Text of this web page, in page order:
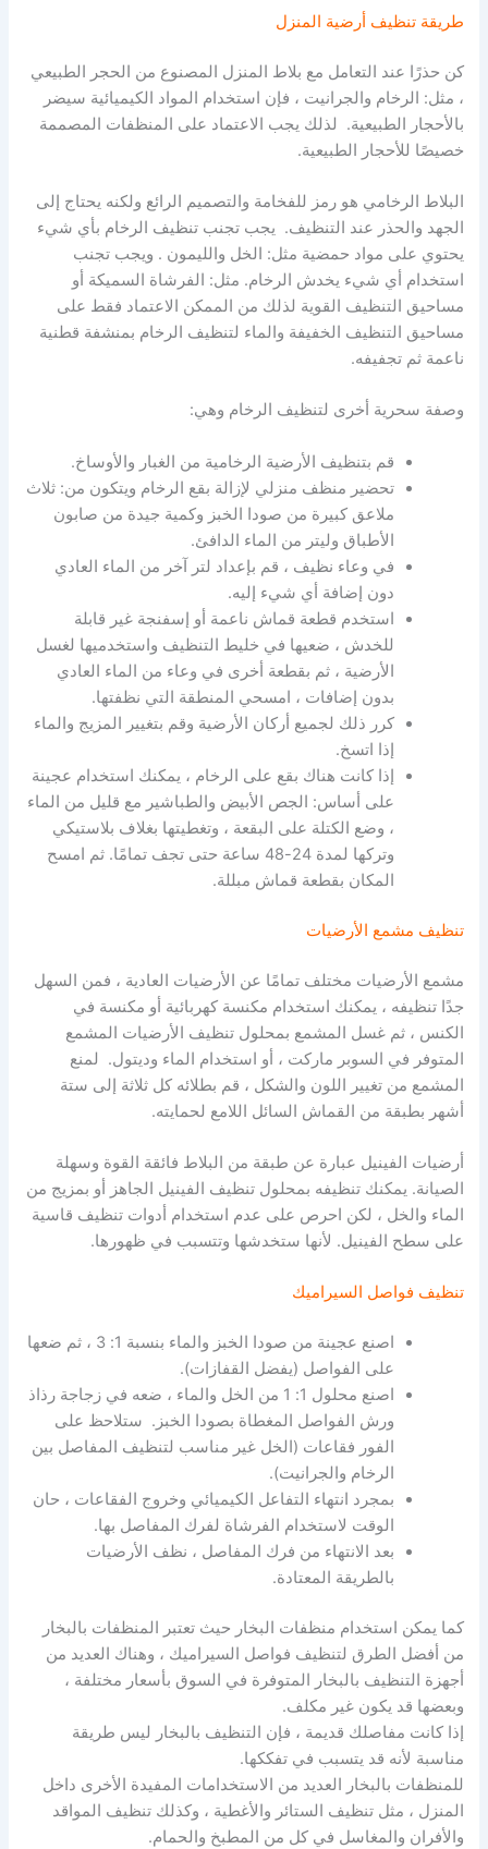
طريقة تنظيف أرضية المنزل
كن حذرًا عند التعامل مع بلاط المنزل المصنوع من الحجر الطبيعي
، مثل: الرخام والجرانيت ، فإن استخدام المواد الكيميائية سيضر
بالأحجار الطبيعية. لذلك يجب الاعتماد على المنظفات المصممة
خصيصًا للأحجار الطبيعية.
البلاط الرخامي هو رمز للفخامة والتصميم الرائع ولكنه يحتاج إلى
الجهد والحذر عند التنظيف. يجب تجنب تنظيف الرخام بأي شيء
يحتوي على مواد حمضية مثل: الخل والليمون . ويجب تجنب
استخدام أي شيء يخدش الرخام. مثل: الفرشاة السميكة أو
مساحيق التنظيف القوية لذلك من الممكن الاعتماد فقط على
مساحيق التنظيف الخفيفة والماء لتنظيف الرخام بمنشفة قطنية
ناعمة ثم تجفيفه.
وصفة سحرية أخرى لتنظيف الرخام وهي:
قم بتنظيف الأرضية الرخامية من الغبار والأوساخ.
تحضير منظف منزلي لإزالة بقع الرخام ويتكون من: ثلاث
ملاعق كبيرة من صودا الخبز وكمية جيدة من صابون
الأطباق وليتر من الماء الدافئ.
في وعاء نظيف ، قم بإعداد لتر آخر من الماء العادي
دون إضافة أي شيء إليه.
استخدم قطعة قماش ناعمة أو إسفنجة غير قابلة
للخدش ، ضعيها في خليط التنظيف واستخدميها لغسل
الأرضية ، ثم بقطعة أخرى في وعاء من الماء العادي
بدون إضافات ، امسحي المنطقة التي نظفتها.
كرر ذلك لجميع أركان الأرضية وقم بتغيير المزيج والماء
إذا اتسخ.
إذا كانت هناك بقع على الرخام ، يمكنك استخدام عجينة
على أساس: الجص الأبيض والطباشير مع قليل من الماء
، وضع الكتلة على البقعة ، وتغطيتها بغلاف بلاستيكي
وتركها لمدة 24-48 ساعة حتى تجف تمامًا. ثم امسح
المكان بقطعة قماش مبللة.
تنظيف مشمع الأرضيات
مشمع الأرضيات مختلف تمامًا عن الأرضيات العادية ، فمن السهل
جدًا تنظيفه ، يمكنك استخدام مكنسة كهربائية أو مكنسة في
الكنس ، ثم غسل المشمع بمحلول تنظيف الأرضيات المشمع
المتوفر في السوبر ماركت ، أو استخدام الماء وديتول. لمنع
المشمع من تغيير اللون والشكل ، قم بطلائه كل ثلاثة إلى ستة
أشهر بطبقة من القماش السائل اللامع لحمايته.
أرضيات الفينيل عبارة عن طبقة من البلاط فائقة القوة وسهلة
الصيانة. يمكنك تنظيفه بمحلول تنظيف الفينيل الجاهز أو بمزيج من
الماء والخل ، لكن احرص على عدم استخدام أدوات تنظيف قاسية
على سطح الفينيل. لأنها ستخدشها وتتسبب في ظهورها.
تنظيف فواصل السيراميك
اصنع عجينة من صودا الخبز والماء بنسبة 1: 3 ، ثم ضعها
على الفواصل (يفضل القفازات).
اصنع محلول 1: 1 من الخل والماء ، ضعه في زجاجة رذاذ
ورش الفواصل المغطاة بصودا الخبز. ستلاحظ على
الفور فقاعات (الخل غير مناسب لتنظيف المفاصل بين
الرخام والجرانيت).
بمجرد انتهاء التفاعل الكيميائي وخروج الفقاعات ، حان
الوقت لاستخدام الفرشاة لفرك المفاصل بها.
بعد الانتهاء من فرك المفاصل ، نظف الأرضيات
بالطريقة المعتادة.
كما يمكن استخدام منظفات البخار حيث تعتبر المنظفات بالبخار
من أفضل الطرق لتنظيف فواصل السيراميك ، وهناك العديد من
أجهزة التنظيف بالبخار المتوفرة في السوق بأسعار مختلفة ،
وبعضها قد يكون غير مكلف.
إذا كانت مفاصلك قديمة ، فإن التنظيف بالبخار ليس طريقة
مناسبة لأنه قد يتسبب في تفككها.
للمنظفات بالبخار العديد من الاستخدامات المفيدة الأخرى داخل
المنزل ، مثل تنظيف الستائر والأغطية ، وكذلك تنظيف المواقد
والأفران والمغاسل في كل من المطبخ والحمام.